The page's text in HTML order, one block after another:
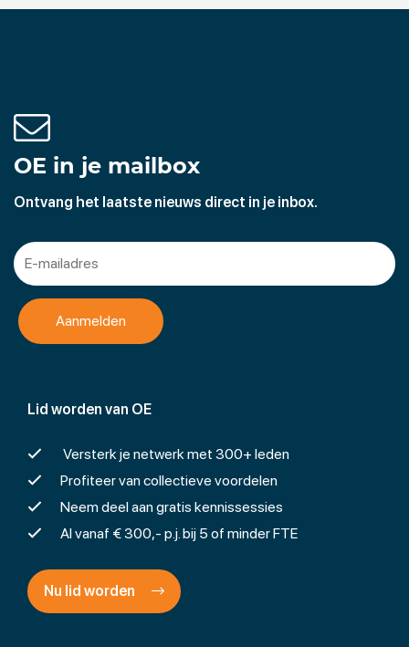
Lid worden van OE
Versterk je netwerk met 300+ leden
Profiteer van collectieve voordelen
Neem deel aan gratis kennissessies
Al vanaf € 300,- p.j. bij 5 of minder FTE
Nu lid worden
OE in je mailbox
Ontvang het laatste nieuws direct in je inbox.